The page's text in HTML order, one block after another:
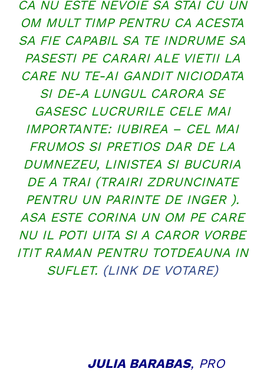
CA NU ESTE NEVOIE SA STAI CU UN
OM MULT TIMP PENTRU CA ACESTA
SA FIE CAPABIL SA TE INDRUME SA
PASESTI PE CARARI ALE VIETII LA
CARE NU TE-AI GANDIT NICIODATA
SI DE-A LUNGUL CARORA SE
GASESC LUCRURILE CELE MAI
IMPORTANTE: IUBIREA – CEL MAI
FRUMOS SI PRETIOS DAR DE LA
DUMNEZEU, LINISTEA SI BUCURIA
DE A TRAI (TRAIRI ZDRUNCINATE
PENTRU UN PARINTE DE INGER ).
ASA ESTE CORINA UN OM PE CARE
NU IL POTI UITA SI A CAROR VORBE
ITIT RAMAN PENTRU TOTDEAUNA IN
SUFLET. (LINK DE VOTARE)
JULIA BARABAS, PRO